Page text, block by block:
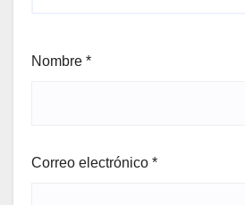
Nombre *
Correo electrónico *